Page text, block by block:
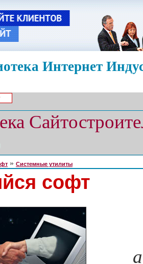
Интернет
» Системные утилиты
софт